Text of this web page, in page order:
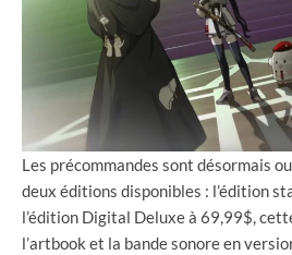
Les précommandes sont désormais
deux éditions disponibles : l’édition
l’édition Digital Deluxe à 69,99$,
l’artbook et la bande sonore en